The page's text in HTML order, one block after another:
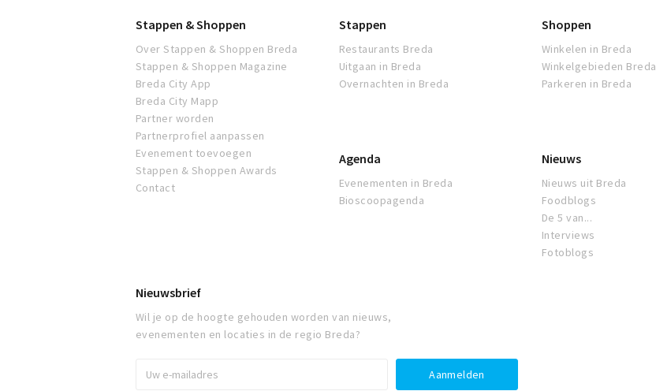
Stappen & Shoppen
Over Stappen & Shoppen Breda
Stappen & Shoppen Magazine
Breda City App
Breda City Mapp
Partner worden
Partnerprofiel aanpassen
Evenement toevoegen
Stappen & Shoppen Awards
Contact
Stappen
Restaurants Breda
Uitgaan in Breda
Overnachten in Breda
Shoppen
Winkelen in Breda
Winkelgebieden Breda
Parkeren in Breda
Agenda
Evenementen in Breda
Bioscoopagenda
Nieuws
Nieuws uit Breda
Foodblogs
De 5 van...
Interviews
Fotoblogs
Nieuwsbrief
Wil je op de hoogte gehouden worden van nieuws,
evenementen en locaties in de regio Breda?